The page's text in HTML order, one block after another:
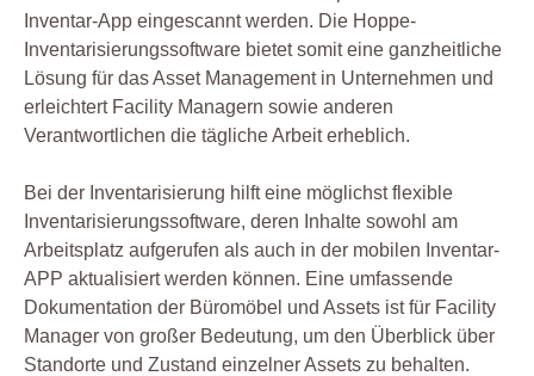
Inventar-App eingescannt werden. Die Hoppe-
Inventarisierungssoftware bietet somit eine ganzheitliche
Lösung für das Asset Management in Unternehmen und
erleichtert Facility Managern sowie anderen
Verantwortlichen die tägliche Arbeit erheblich.
Bei der Inventarisierung hilft eine möglichst flexible
Inventarisierungssoftware, deren Inhalte sowohl am
Arbeitsplatz aufgerufen als auch in der mobilen Inventar-
APP aktualisiert werden können. Eine umfassende
Dokumentation der Büromöbel und Assets ist für Facility
Manager von großer Bedeutung, um den Überblick über
Standorte und Zustand einzelner Assets zu behalten.